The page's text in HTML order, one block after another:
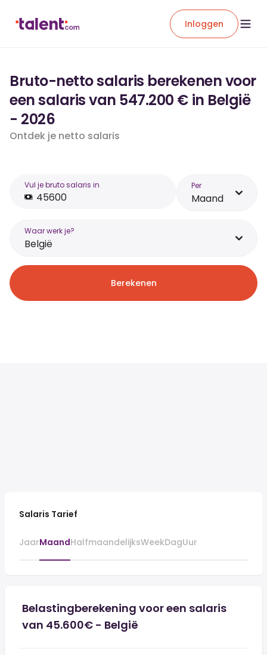
Inloggen
Bruto-netto salaris berekenen voor
een salaris van 547.200 € in België
- 2026
Ontdek je netto salaris
Vul je bruto salaris in Per
Maand
Waar werk je?
België
Berekenen
Salaris Tarief
JaarMaandHalfmaandelijksWeekDagUur
Belastingberekening voor een salaris
van 45.600€ - België